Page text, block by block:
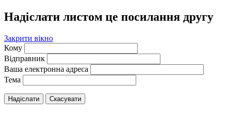
Надіслати листом це посилання другу
Закрити вікно
Кому
Відправник
Ваша електронна адреса
Тема
Надіслати Скасувати